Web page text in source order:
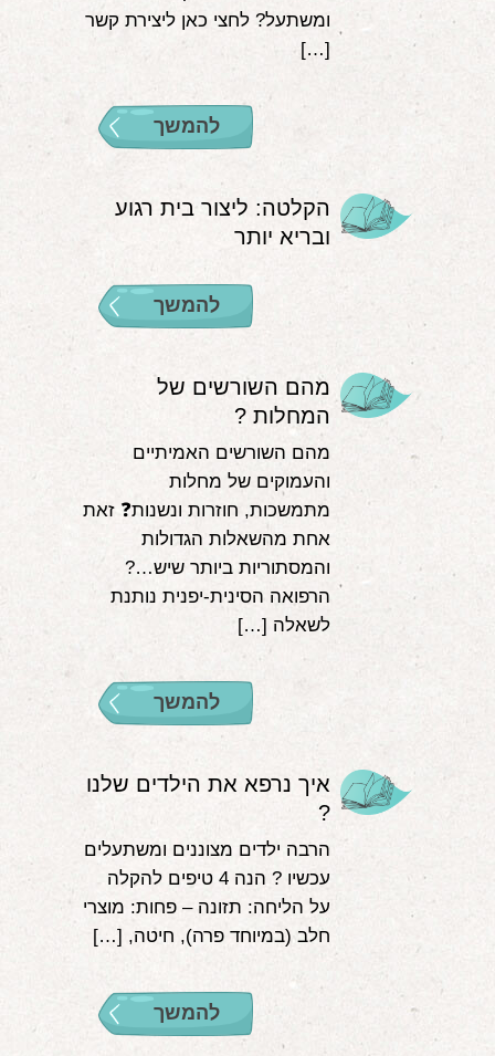
ומשתעל? לחצי כאן ליצירת קשר
[…]
להמשך
הקלטה: ליצור בית רגוע
ובריא יותר
להמשך
מהם השורשים של
המחלות ?
מהם השורשים האמיתיים
והעמוקים של מחלות
מתמשכות, חוזרות ונשנות❓ זאת
אחת מהשאלות הגדולות
והמסתוריות ביותר שיש…?
הרפואה הסינית-יפנית נותנת
לשאלה […]
להמשך
איך נרפא את הילדים שלנו
?
הרבה ילדים מצוננים ומשתעלים
עכשיו ? הנה 4 טיפים להקלה
על הליחה: תזונה – פחות: מוצרי
חלב (במיוחד פרה), חיטה, […]
להמשך